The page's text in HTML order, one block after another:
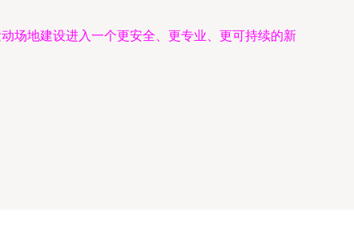
场地建设进入一个更安全、更专业、更可持续的新